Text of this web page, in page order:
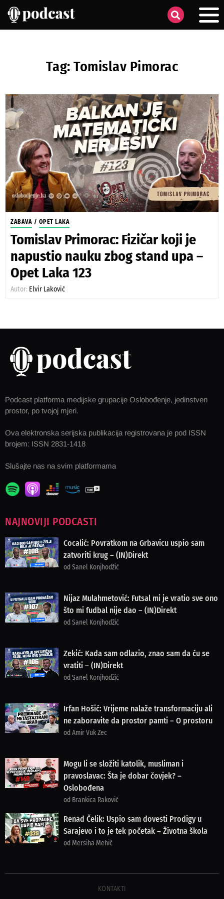
Tag: Tomislav Pimorac
ZABAVA / OPET LAKA
Tomislav Primorac: Fizičar koji je
napustio nauku zbog stand upa –
Opet Laka 123
Autor: Elvir Laković
Podcast platforma medijske grupacije Oslobođenje, jedinstven
prostor, po tvojoj mjeri.
Ova elektronska serijska publikacija registrovana je pod ISSN
brojem: ISSN 2831-1418
Slušajte nas na svim platformama
NAJNOVIJI PODCASTI
Cocalić: Povratkom na Grbavicu uspio sam
zatvoriti krug – (IN)Direkt
od Sanel Konjhodžić
Nijaz Mulahmetović: Futsal mi je vratio sve ono
što mi fudbal nije dao – (IN)Direkt
od Sanel Konjhodžić
Zekić: Kada sam odlazio, znao sam da ću se
vratiti – (IN)Direkt
od Sanel Konjhodžić
Irfan Hošić: Vrijeme nalaže transformaciju ali
ne zaboravite da prostor pamti – O prostoru
od Amir Vuk Zec
Mogu li se složiti katolik, musliman i
pravoslavac: Šta je dobar čovjek? –
Oslobođena
od Brankica Raković
Renad Čelik: Uspio sam dovesti Prodigy u
Sarajevo i to je tek početak – Životna škola
od Mersiha Mehić
KONTAKTI